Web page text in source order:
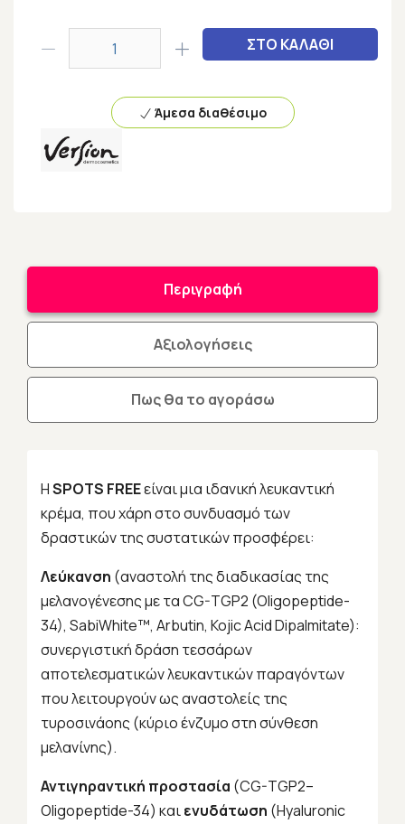
ΣΤΟ ΚΑΛΑΘΙ
Άμεσα διαθέσιμο
Περιγραφή
Αξιολογήσεις
Πως θα το αγοράσω
ΗSPOTS FREEείναι μια ιδανική λευκαντική
κρέμα, που χάρη στο συνδυασμό των
δραστικών της συστατικών προσφέρει:
Λεύκανση (αναστολή της διαδικασίας της
μελανογένεσης με τα CG-TGP2 (Oligopeptide-
34), SabiWhite™, Arbutin, Kojic Acid Dipalmitate):
συνεργιστική δράση τεσσάρων
αποτελεσματικών λευκαντικών παραγόντων
που λειτουργούν ως αναστολείς της
τυροσινάοης (κύριο ένζυμο στη σύνθεση
μελανίνης).
Αντιγηραντική προστασία (CG-TGP2–
Oligopeptide-34) καιενυδάτωση (Hyaluronic